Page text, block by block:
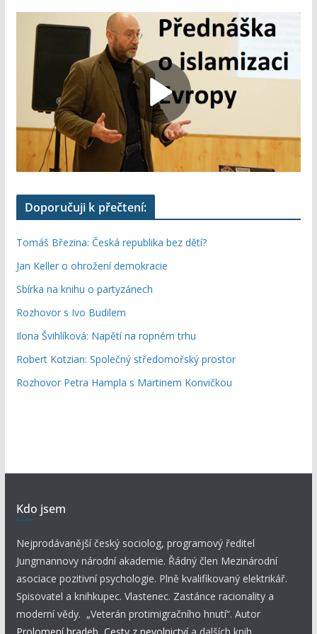
Doporučuji k přečtení:
Tomáš Březina: Česká republika bez dětí?
Jan Keller o ohrožení demokracie
Sbírka na knihu o partyzánech
Rozhovor s Ivo Budilem
Ilona Švihlíková: Napětí na ropném trhu
Robert Kotzian: Společný středomořský prostor
Rozhovor Petra Hampla s Martinem Konvičkou
Kdo jsem
Nejprodávanější český sociolog, programový ředitel
Jungmannovy národní akademie. Řádný člen Mezinárodní
asociace pozitivní psychologie. Plně kvalifikovaný elektrikář.
Spisovatel a knihkupec. Vlastenec. Zastánce racionality a
moderní vědy. „Veterán protimigračního hnutí“. Autor